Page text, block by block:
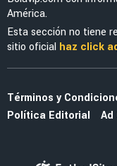
MERCADO
El enorme
Jáminton